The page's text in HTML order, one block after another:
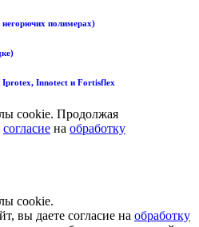
полимерах)
Iprotex, Innotect и Fortisflex
cookie. Продолжая
согласие на обработку
cookie.
вы даете согласие на обработку